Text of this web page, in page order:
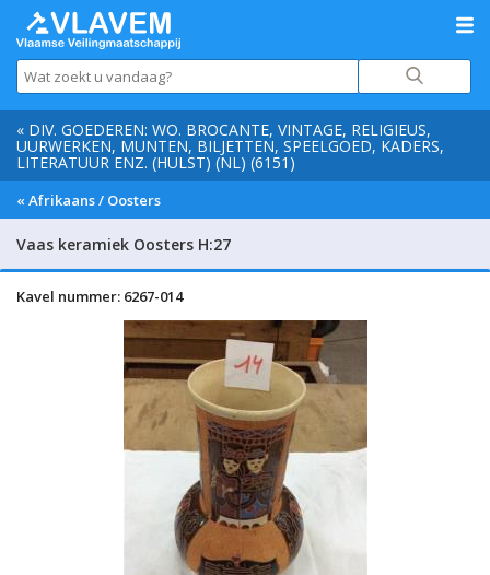
« DIV. GOEDEREN: WO. BROCANTE, VINTAGE, RELIGIEUS,
UURWERKEN, MUNTEN, BILJETTEN, SPEELGOED, KADERS,
LITERATUUR ENZ. (HULST) (NL) (6151)
« Afrikaans / Oosters
Vaas keramiek Oosters H:27
Kavel nummer: 6267-014